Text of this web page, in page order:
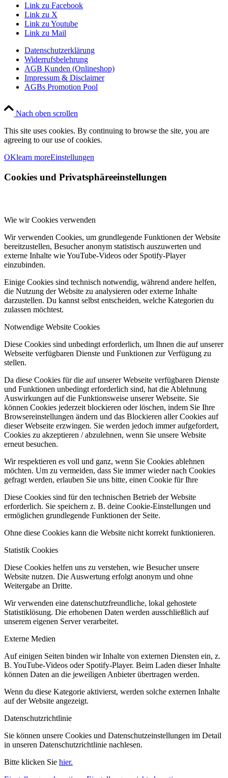
Link zu Facebook
Link zu X
Link zu Youtube
Link zu Mail
Datenschutzerklärung
Widerrufsbelehrung
AGB Kunden (Onlineshop)
Impressum & Disclaimer
AGBs Promotion Pool
Nach oben scrollen
This site uses cookies. By continuing to browse the site, you are
agreeing to our use of cookies.
OKlearn moreEinstellungen
Cookies und Privatsphäreeinstellungen
Wie wir Cookies verwenden
Wir verwenden Cookies, um grundlegende Funktionen der Website
bereitzustellen, Besucher anonym statistisch auszuwerten und
externe Inhalte wie YouTube-Videos oder Spotify-Player
einzubinden.
Einige Cookies sind technisch notwendig, während andere helfen,
die Nutzung der Website zu analysieren oder externe Inhalte
darzustellen. Du kannst selbst entscheiden, welche Kategorien du
zulassen möchtest.
Notwendige Website Cookies
Diese Cookies sind unbedingt erforderlich, um Ihnen die auf unserer
Webseite verfügbaren Dienste und Funktionen zur Verfügung zu
stellen.
Da diese Cookies für die auf unserer Webseite verfügbaren Dienste
und Funktionen unbedingt erforderlich sind, hat die Ablehnung
Auswirkungen auf die Funktionsweise unserer Webseite. Sie
können Cookies jederzeit blockieren oder löschen, indem Sie Ihre
Browsereinstellungen ändern und das Blockieren aller Cookies auf
dieser Webseite erzwingen. Sie werden jedoch immer aufgefordert,
Cookies zu akzeptieren / abzulehnen, wenn Sie unsere Website
erneut besuchen.
Wir respektieren es voll und ganz, wenn Sie Cookies ablehnen
möchten. Um zu vermeiden, dass Sie immer wieder nach Cookies
gefragt werden, erlauben Sie uns bitte, einen Cookie für Ihre
Diese Cookies sind für den technischen Betrieb der Website
erforderlich. Sie speichern z. B. deine Cookie-Einstellungen und
ermöglichen grundlegende Funktionen der Seite.
Ohne diese Cookies kann die Website nicht korrekt funktionieren.
Statistik Cookies
Diese Cookies helfen uns zu verstehen, wie Besucher unsere
Website nutzen. Die Auswertung erfolgt anonym und ohne
Weitergabe an Dritte.
Wir verwenden eine datenschutzfreundliche, lokal gehostete
Statistiklösung. Die erhobenen Daten werden ausschließlich auf
unserem eigenen Server verarbeitet.
Externe Medien
Auf einigen Seiten binden wir Inhalte von externen Diensten ein, z.
B. YouTube-Videos oder Spotify-Player. Beim Laden dieser Inhalte
können Daten an die jeweiligen Anbieter übertragen werden.
Wenn du diese Kategorie aktivierst, werden solche externen Inhalte
auf der Website angezeigt.
Datenschutzrichtlinie
Sie können unsere Cookies und Datenschutzeinstellungen im Detail
in unseren Datenschutzrichtlinie nachlesen.
Bitte klicken Sie hier.